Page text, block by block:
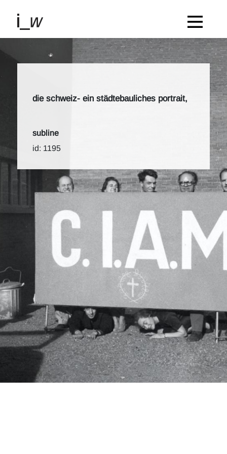
die schweiz- ein städtebauliches portrait,
subline
id: 1195